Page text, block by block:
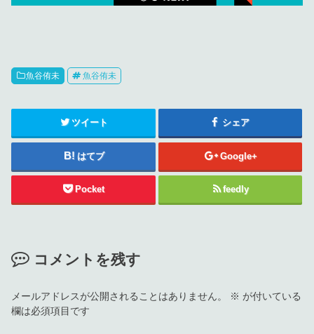
魚谷侑未 魚谷侑未
ツイート シェア
はてブ Google+
Pocket feedly
コメントを残す
メールアドレスが公開されることはありません。 ※ が付いている
欄は必須項目です